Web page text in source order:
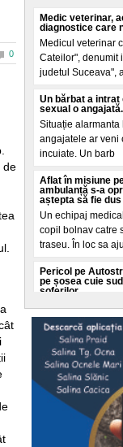
0
de
Medic veterinar,
diagnostice care
Medicul veterinar
Cateilor", denumit
judetul Suceava",
Un bărbat a
sexual o
Situație alarmanta
angajatele ar veni
incuiate. Un barb
Aflat în misiune
ambulanță s-a
aștepta să fie dus
Un echipaj
copil bolnav catre
traseu. În loc sa
Pericol pe
pe șosea cuie
șoferilor
Compania
(CNAIR) atrage
pe Autostrada
Prețurile globale
din ultimii trei
al conflictelor
Indicele ONU
timp ce
și cresc prețurile.